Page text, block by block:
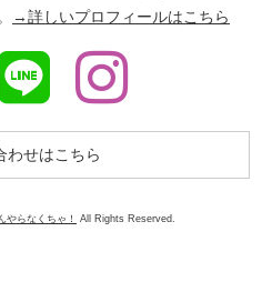
→詳しいプロフィールはこちら
わせはこちら
やらなくちゃ！ All Rights Reserved.